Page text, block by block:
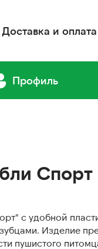
Доставка и оплата
Профиль
с удобной
Изделие
пушистого